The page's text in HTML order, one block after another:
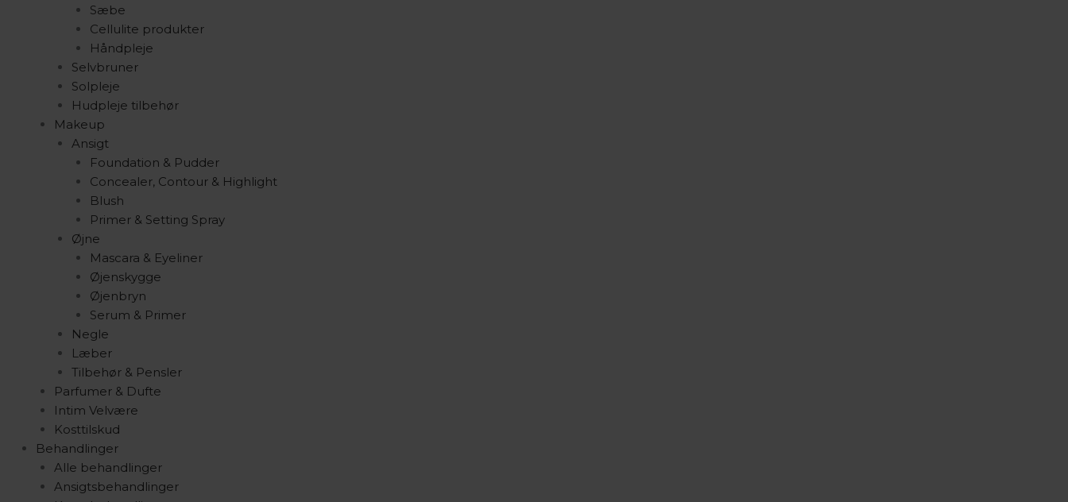
Sæbe
Cellulite produkter
Håndpleje
Selvbruner
Solpleje
Hudpleje tilbehør
Makeup
Ansigt
Foundation & Pudder
Concealer, Contour & Highlight
Blush
Primer & Setting Spray
Øjne
Mascara & Eyeliner
Øjenskygge
Øjenbryn
Serum & Primer
Negle
Læber
Tilbehør & Pensler
Parfumer & Dufte
Intim Velvære
Kosttilskud
Behandlinger
Alle behandlinger
Ansigtsbehandlinger